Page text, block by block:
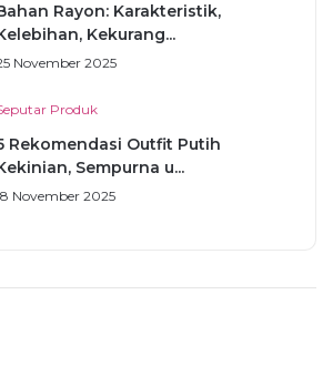
Rayon: Karakteristik,
Kekurang...
November 2025
Produk
Rekomendasi Outfit Putih
Sempurna u...
November 2025